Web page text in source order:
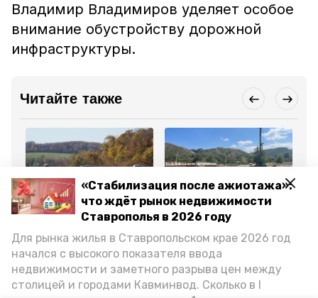
«Стабилизация после ажиотажа»:
что ждёт рынок недвижимости
Ставрополья в 2026 году
Для рынка жилья в Ставропольском крае 2026 год
начался с высокого показателя ввода
недвижимости и заметного разрыва цен между
столицей и городами Кавминвод. Сколько в I
Владимир Владимиров уделяет особое
внимание обустройству дорожной
инфраструктуры.
Читайте также
Общество
15 сентября 2023, 15:52
оказался одним из
лидеров страны по
качеству дорог
Общество
26 августа 2023, 15:38
ремонт дороги
продолжается в посёлке
Предгорного округа
Все новости